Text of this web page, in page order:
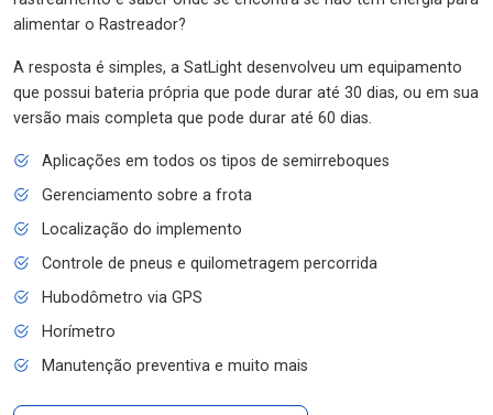
alimentar o Rastreador?
A resposta é simples, a SatLight desenvolveu um equipamento
que possui bateria própria que pode durar até 30 dias, ou em sua
versão mais completa que pode durar até 60 dias.
Aplicações em todos os tipos de semirreboques
Gerenciamento sobre a frota
Localização do implemento
Controle de pneus e quilometragem percorrida
Hubodômetro via GPS
Horímetro
Manutenção preventiva e muito mais